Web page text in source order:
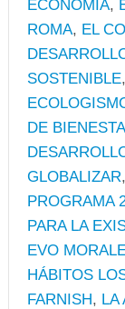
ECONOMIA,
ROMA, EL
SOSTENIBLE,
DE
GLOBALIZAR,
PROGRAMA
PARA LA
EVO
HÁBITOS
FARNISH, LA